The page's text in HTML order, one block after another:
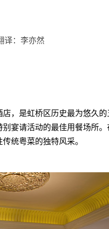
译：李亦然
，是虹桥区历史最为悠久的
宴请活动的最佳用餐场所
统粤菜的独特风采。